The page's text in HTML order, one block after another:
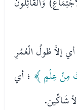
إلاَّ طُولُ الْعُمُرِ
مِنْ عِلْمٍ ﴾ ؛ أي
شَاكِّين.